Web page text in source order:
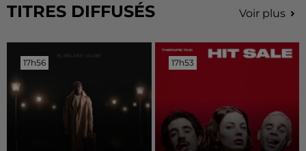
TITRES DIFFUSÉS Voir plus
17h56
17h56 17h53
17h53